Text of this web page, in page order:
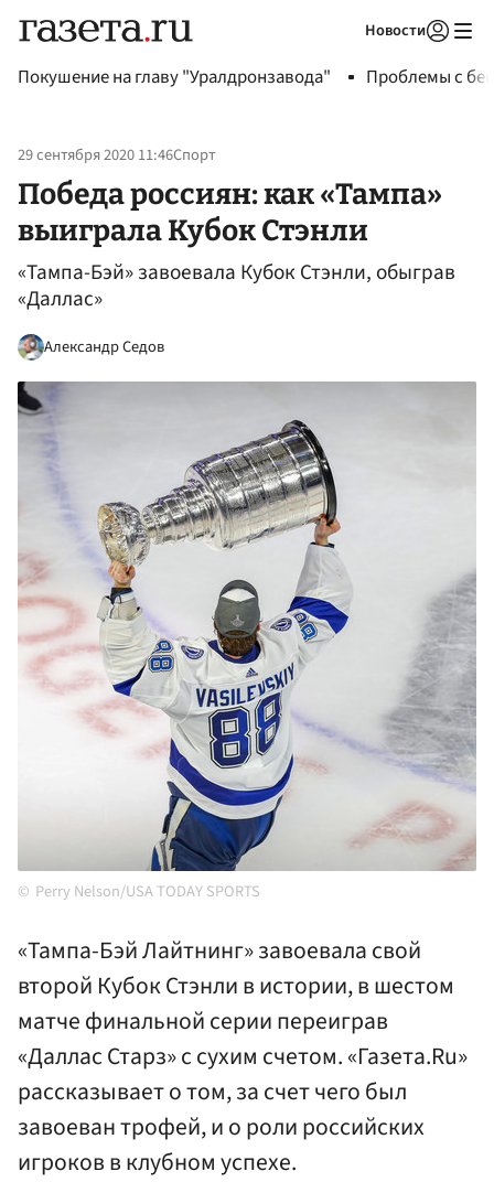
Новости
Покушение на главу "Уралдронзавода" Проблемы с
29 сентября 2020 11:46Спорт
Победа россиян: как «Тампа»
выиграла Кубок Стэнли
«Тампа-Бэй» завоевала Кубок Стэнли, обыграв
«Даллас»
Александр Седов
Perry Nelson/USA TODAY SPORTS
«Тампа-Бэй Лайтнинг» завоевала свой
второй Кубок Стэнли в истории, в шестом
матче финальной серии переиграв
«Даллас Старз» с сухим счетом. «Газета.Ru»
рассказывает о том, за счет чего был
завоеван трофей, и о роли российских
игроков в клубном успехе.